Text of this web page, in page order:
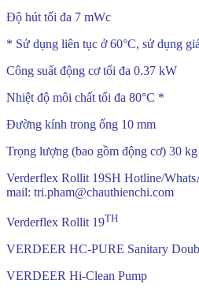
Độ hút tối đa 7 mWc
* Sử dụng liên tục ở 60°C, sử dụng
Công suất động cơ tối đa 0.37 kW
Nhiệt độ môi chất tối đa 80°C *
Đường kính trong ống 10 mm
Trọng lượng (bao gồm động cơ) 30 kg
Verderflex Rollit 19SH Hotline/
mail: tri.pham@chauthienchi.com
Verderflex Rollit 19TH
VERDEER HC-PURE Sanitary
VERDEER Hi-Clean Pump